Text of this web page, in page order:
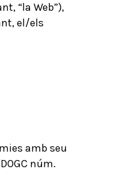
“la Web”),
el/els
amb seu
núm.